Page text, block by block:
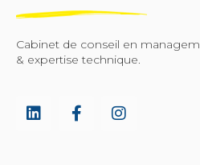
Cabinet de conseil en
& expertise technique.